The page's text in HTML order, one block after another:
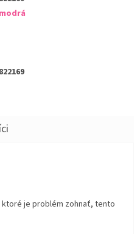
modrá
je 5 z 5 hviezdičiek.
ktoré je problém zohnať, tento